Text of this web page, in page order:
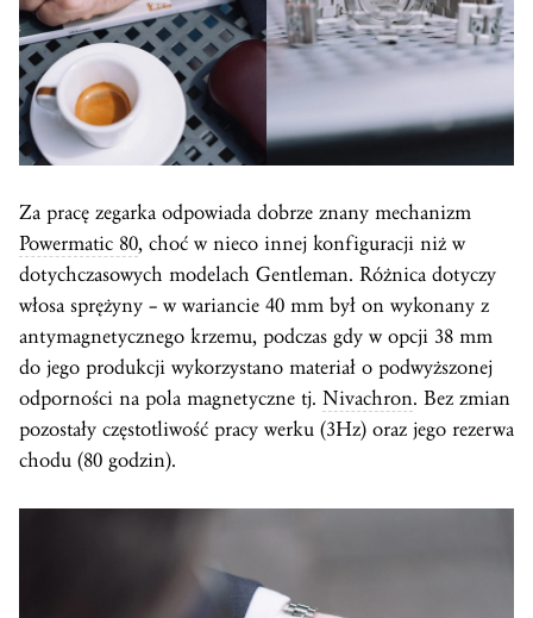
Za pracę zegarka odpowiada dobrze znany mechanizm
Powermatic 80, choć w nieco innej konfiguracji niż w
dotychczasowych modelach Gentleman. Różnica dotyczy
włosa sprężyny – w wariancie 40 mm był on wykonany z
antymagnetycznego krzemu, podczas gdy w opcji 38 mm
do jego produkcji wykorzystano materiał o podwyższonej
odporności na pola magnetyczne tj. Nivachron. Bez zmian
pozostały częstotliwość pracy werku (3Hz) oraz jego rezerwa
chodu (80 godzin).